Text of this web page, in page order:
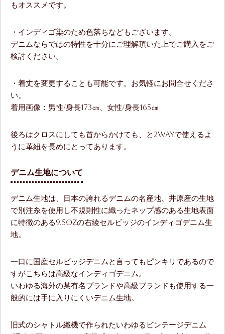
もオススメです。
・インディゴ染のため色落ちなどもございます。
デニムならではの特性を十分にご理解頂いた上でご購入をご
検討ください。
・着丈を変更することも可能です。お気軽にお問合せくださ
い。
着用画像：男性/身長173㎝、女性/身長165㎝
後ろはクロスにしても首からかけても、と2wayで使えるよ
うに革紐を長めにとってあります。
デニム生地について
デニム生地は、日本の誇れるデニムの名産地、井原産の生地
で別注糸を使用し不規則性に織ったネップ感のある生地表面
に特徴のある9.5ozの右綾セルビッジのインディゴデニム生
地。
一口に国産セルビッジデニムと言ってもピンキリであるので
すがこちらは高級なインディゴデニム。
いわゆる海外の某有名ブランドや高級ブランドも使用する一
般的には手に入りにくいデニム生地。
旧式のシャトル織機で作られたいわゆるビンテージデニム